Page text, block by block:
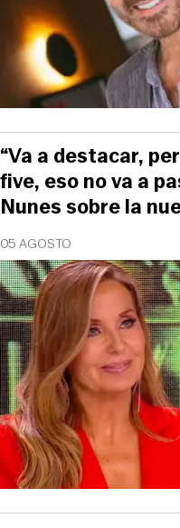
05 AGOSTO
“Va a destacar,
five, eso no va a
Nunes sobre la